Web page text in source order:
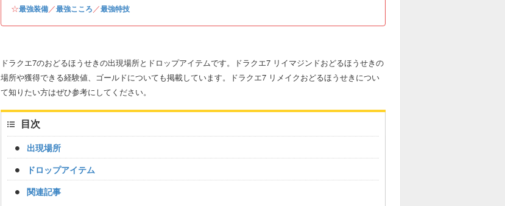
☆最強装備／最強こころ／最強特技
ドラクエ7のおどるほうせきの出現場所とドロップアイテムです。ドラクエ7 リイマジンドおどるほうせきの
場所や獲得できる経験値、ゴールドについても掲載しています。ドラクエ7 リメイクおどるほうせきについ
て知りたい方はぜひ参考にしてください。
目次
出現場所
ドロップアイテム
関連記事